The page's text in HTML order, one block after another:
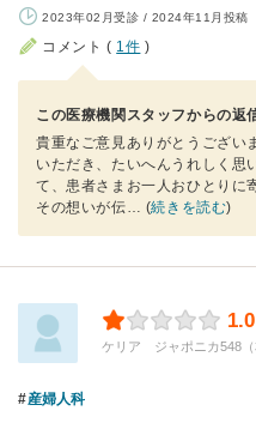
2023年02月受診 / 2024年11月投稿
コメント ( 1件 )
この医療機関スタッフからの返
貴重なご意見ありがとうござい
いただき、たいへんうれしく思
て、患者さまお一人おひとりに
その想いが伝… (続きを読む)
1.0
ケリア ジャポニカ548（
産婦人科